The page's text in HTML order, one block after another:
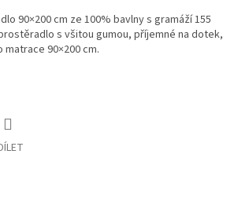
90×200 cm ze 100% bavlny s gramáží 155
s všitou gumou, příjemné na dotek,
90×200 cm.